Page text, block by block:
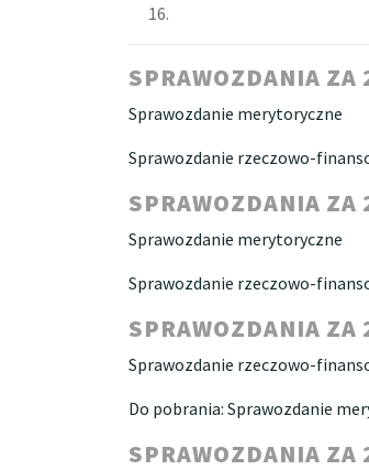
SPRAWOZDANIA ZA
Sprawozdanie merytoryczne
Sprawozdanie rzeczowo-
SPRAWOZDANIA ZA
Sprawozdanie merytoryczne
Sprawozdanie rzeczowo-
SPRAWOZDANIA ZA
Sprawozdanie rzeczowo-
Do pobrania: Sprawozdanie
SPRAWOZDANIA ZA